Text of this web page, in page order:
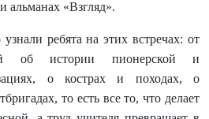
альманах «Взгляд».
ребята на этих встречах: от
об истории пионерской и
о кострах и походах, о
то есть все то, что делает